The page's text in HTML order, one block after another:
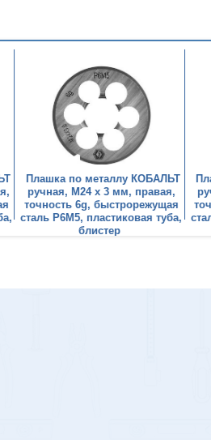
Плашка по металлу КОБАЛЬТ
ручная, М24 х 3 мм, правая,
точность 6g, быстрорежущая
сталь Р6М5, пластиковая туба,
блистер